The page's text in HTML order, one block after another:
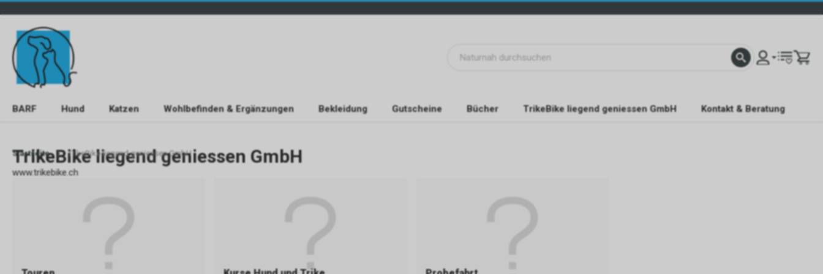
BARF Hund Katzen Wohlbefinden & Ergänzungen Bekleidung Gutscheine Bücher TrikeBike liegend geniessen GmbH Kontakt & Beratung
Startseite TrikeBike liegend geniessen GmbH
TrikeBike liegend geniessen GmbH
www.trikebike.ch